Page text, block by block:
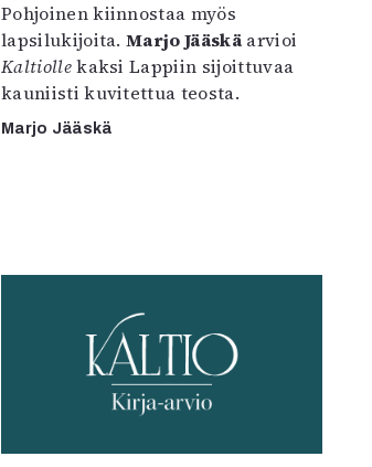
Pohjoinen kiinnostaa myös
lapsilukijoita.Marjo Jääskäarvioi
Kaltiollekaksi Lappiin sijoittuvaa
kauniisti kuvitettua teosta.
Marjo Jääskä